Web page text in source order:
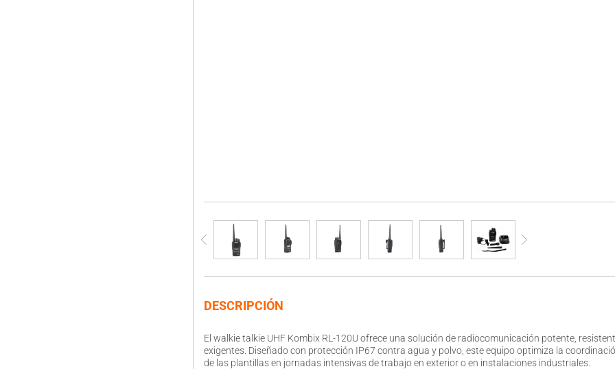
DESCRIPCIÓN
El walkie talkie UHF Kombix RL-120U ofrece una solución de radiocomunicación potente,
exigentes. Diseñado con protección IP67 contra agua y polvo, este equipo optimiza la
de las plantillas en jornadas intensivas de trabajo en exterior o en instalaciones industriales.